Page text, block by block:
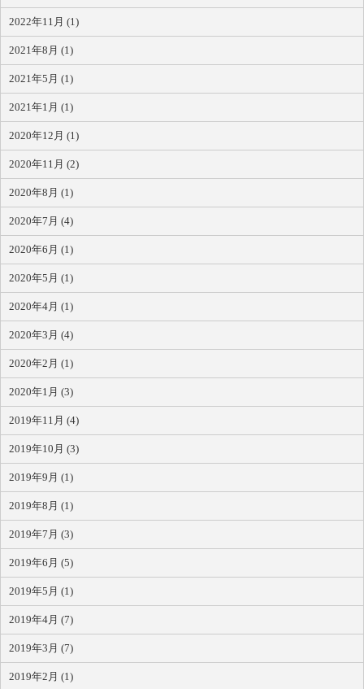
2022年11月 (1)
2021年8月 (1)
2021年5月 (1)
2021年1月 (1)
2020年12月 (1)
2020年11月 (2)
2020年8月 (1)
2020年7月 (4)
2020年6月 (1)
2020年5月 (1)
2020年4月 (1)
2020年3月 (4)
2020年2月 (1)
2020年1月 (3)
2019年11月 (4)
2019年10月 (3)
2019年9月 (1)
2019年8月 (1)
2019年7月 (3)
2019年6月 (5)
2019年5月 (1)
2019年4月 (7)
2019年3月 (7)
2019年2月 (1)